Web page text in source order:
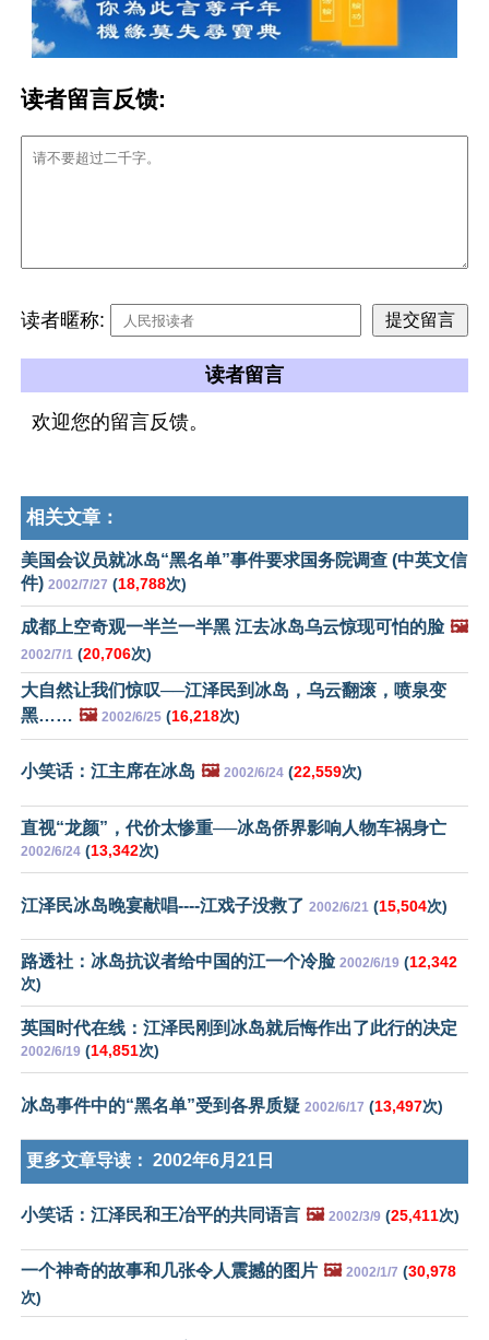
读者留言反馈:
读者暱称:
读者留言
欢迎您的留言反馈。
相关文章：
美国会议员就冰岛“黑名单”事件要求国务院调查 (中英文信
件) 2002/7/27 (18,788次)
成都上空奇观一半兰一半黑 江去冰岛乌云惊现可怕的脸 🖼️
2002/7/1 (20,706次)
大自然让我们惊叹──江泽民到冰岛，乌云翻滚，喷泉变
黑…… 🖼️ 2002/6/25 (16,218次)
小笑话：江主席在冰岛 🖼️ 2002/6/24 (22,559次)
直视“龙颜”，代价太惨重──冰岛侨界影响人物车祸身亡
2002/6/24 (13,342次)
江泽民冰岛晚宴献唱----江戏子没救了 2002/6/21 (15,504次)
路透社：冰岛抗议者给中国的江一个冷脸 2002/6/19 (12,342
次)
英国时代在线：江泽民刚到冰岛就后悔作出了此行的决定
2002/6/19 (14,851次)
冰岛事件中的“黑名单”受到各界质疑 2002/6/17 (13,497次)
更多文章导读： 2002年6月21日
小笑话：江泽民和王冶平的共同语言 🖼️ 2002/3/9 (25,411次)
一个神奇的故事和几张令人震撼的图片 🖼️ 2002/1/7 (30,978
次)